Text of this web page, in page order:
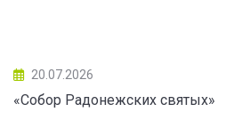
20.07.2026
«Собор Радонежских святых»